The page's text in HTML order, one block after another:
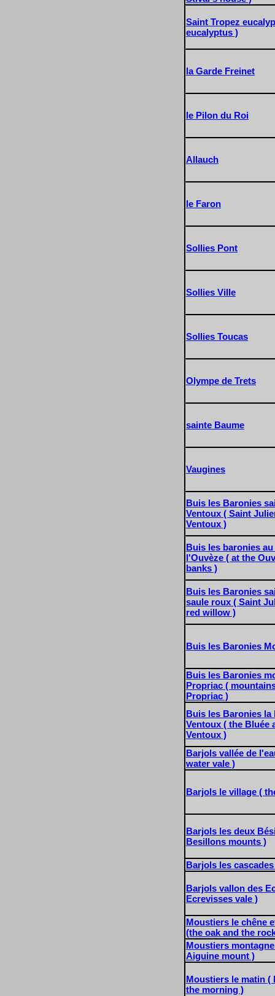
Saint Tropez
eucalyptus )
la Garde Freinet
le Pilon du Roi
Allauch
le Faron
Sollies Pont
Sollies Ville
Sollies Toucas
Olympe de Trets
sainte Baume
Vaugines
Buis les Baronies
Ventoux ( Saint
Ventoux )
Buis les baronies
l'Ouvèze ( at the
banks )
Buis les Baronies
saule roux ( Saint
red willow )
Buis les Baronies
Buis les Baronies
Propriac (
Propriac )
Buis les Baronies la
Ventoux ( the Bluée
Ventoux )
Barjols vallée de
water vale )
Barjols le village (
Barjols les deux
Besillons mounts )
Barjols les
Barjols vallon des
Ecrevisses vale )
Moustiers le chêne
(the oak and the
Moustiers
Aiguine mount )
Moustiers le matin (
the morning )